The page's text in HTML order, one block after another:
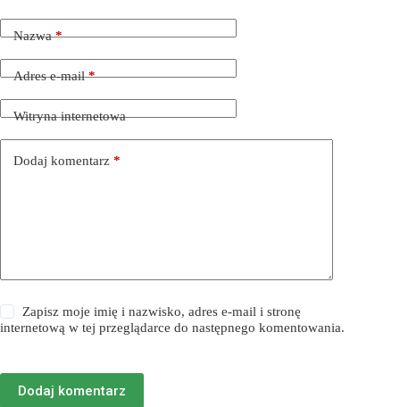
Nazwa*
Adres e-mail*
Witryna internetowa
Dodaj komentarz *
Zapisz moje imię i nazwisko, adres e-mail i stronę
internetową w tej przeglądarce do następnego komentowania.
Dodaj komentarz